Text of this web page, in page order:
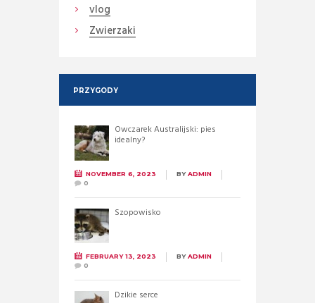
vlog
Zwierzaki
PRZYGODY
Owczarek Australijski: pies
idealny?
NOVEMBER 6, 2023 BYADMIN
0
Szopowisko
FEBRUARY 13, 2023 BYADMIN
0
Dzikie serce